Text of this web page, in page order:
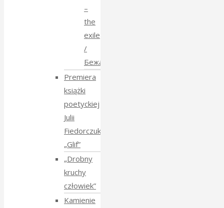
–
the
exile
/
Бежанства
Premiera
książki
poetyckiej
Julii
Fiedorczuk
„Glif”
„Drobny
kruchy
człowiek”
Kamienie